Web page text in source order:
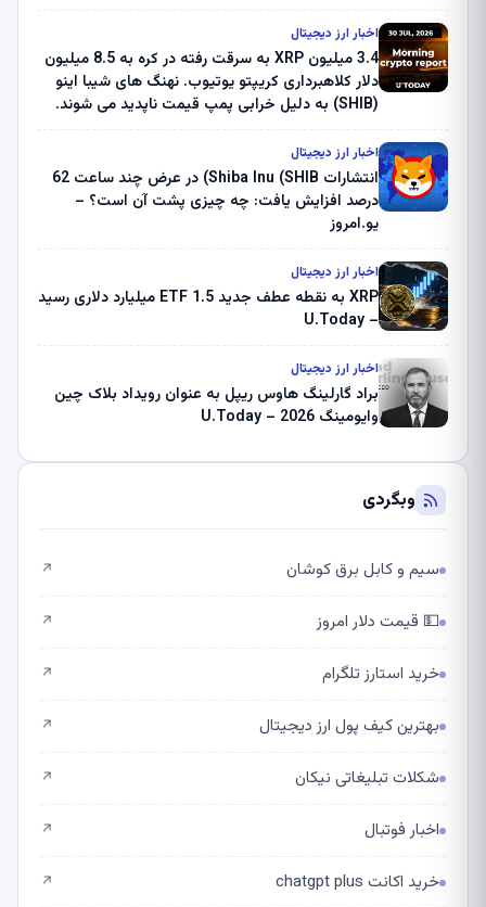
اخبار ارز دیجیتال
3.4 میلیون XRP به سرقت رفته در کره به 8.5 میلیون
دلار کلاهبرداری کریپتو یوتیوب. نهنگ های شیبا اینو
(SHIB) به دلیل خرابی پمپ قیمت ناپدید می شوند.
ثبت کرد – گزارش کریپتو صبح – U.Today
اخبار ارز دیجیتال
انتشارات Shiba Inu (SHIB) در عرض چند ساعت 62
درصد افزایش یافت: چه چیزی پشت آن است؟ –
یو.امروز
اخبار ارز دیجیتال
XRP به نقطه عطف جدید ETF 1.5 میلیارد دلاری رسید
– U.Today
اخبار ارز دیجیتال
براد گارلینگ هاوس ریپل به عنوان رویداد بلاک چین
وایومینگ 2026 – U.Today
وبگردی
سیم و کابل برق کوشان ↗
💵 قیمت دلار امروز ↗
خرید استارز تلگرام ↗
بهترین کیف پول ارز دیجیتال ↗
شکلات تبلیغاتی نیکان ↗
اخبار فوتبال ↗
خرید اکانت chatgpt plus ↗